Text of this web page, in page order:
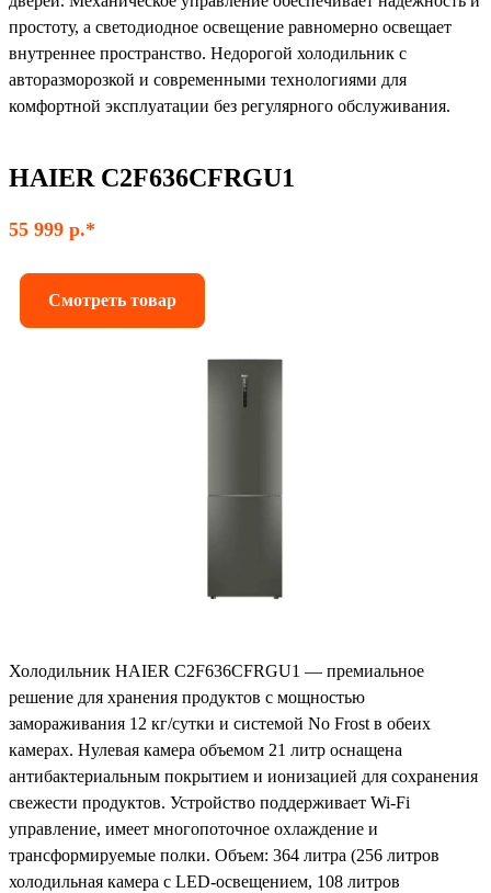
простоту, а светодиодное освещение равномерно освещает
внутреннее пространство. Недорогой холодильник с
авторазморозкой и современными технологиями для
комфортной эксплуатации без регулярного обслуживания.
HAIER C2F636CFRGU1
55 999 р.*
Смотреть товар
Холодильник HAIER C2F636CFRGU1 — премиальное
решение для хранения продуктов с мощностью
замораживания 12 кг/сутки и системой No Frost в обеих
камерах. Нулевая камера объемом 21 литр оснащена
антибактериальным покрытием и ионизацией для сохранения
свежести продуктов. Устройство поддерживает Wi-Fi
управление, имеет многопоточное охлаждение и
трансформируемые полки. Объем: 364 литра (256 литров
холодильная камера с LED-освещением, 108 литров